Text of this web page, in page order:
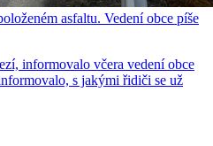
asfaltu. Vedení obce píše
informovalo včera vedení obce
s jakými řidiči se už